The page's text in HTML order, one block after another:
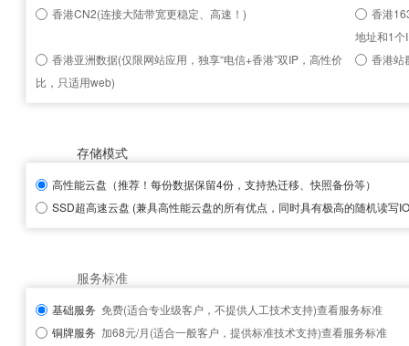
香港CN2(连接大陆带宽更稳定、高速！)
香港
地址和1个
香港亚洲数据(仅限网站应用，独享“电信+香港”双IP，高性价
比，只适用web)
香港站
存储模式
高性能云盘 （推荐！每份数据保留4份，支持热迁移、快照备份等）
SSD超高速云盘 (兼具高性能云盘的所有优点，同时具有极高的随机读写
服务标准
基础服务 免费(适合专业级客户，不提供人工技术支持)查看服务标准
铜牌服务 加68元/月(适合一般客户，提供标准技术支持)查看服务标准